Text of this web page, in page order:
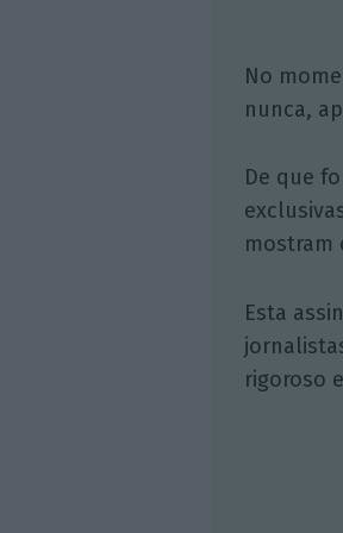
No
nunca,
De que
mostram
Esta
rigoroso